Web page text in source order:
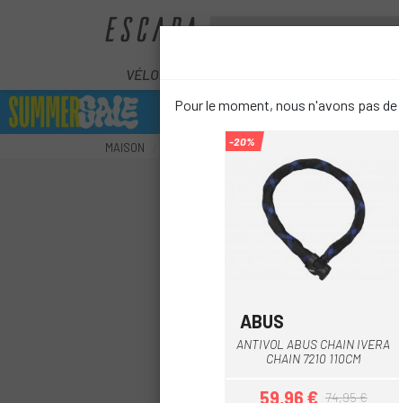
VÉLOS
MAISON ACCESSOIRES SÉCURITÉ
Pour le moment, nous n'avons pas
-20%
ABUS
ANTIVOL ABUS CHAIN IVERA
CHAIN 7210 110CM
59,96 € 74,95 €